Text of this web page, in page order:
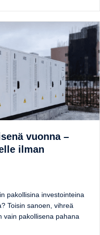
vuonna –
ilman
pakollisina investointeina
Toisin sanoen, vihreä
vain pakollisena pahana